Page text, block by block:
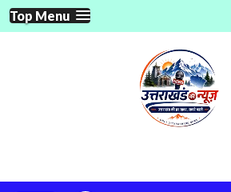
Skip
to
Top Menu